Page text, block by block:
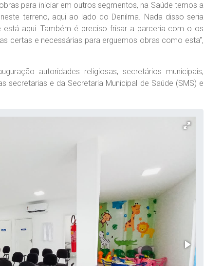
para iniciar em outros segmentos, na Saúde temos a
terreno, aqui ao lado do Denilma. Nada disso seria
aqui. Também é preciso frisar a parceria com o os
certas e necessárias para erguemos obras como esta”,
autoridades religiosas, secretários municipais,
secretarias e da Secretaria Municipal de Saúde (SMS) e